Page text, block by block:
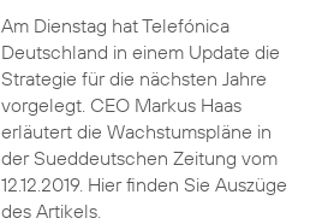
Am Dienstag hat Telefónica
Deutschland in einem Update die
Strategie für die nächsten Jahre
vorgelegt. CEO Markus Haas
erläutert die Wachstumspläne in
der Sueddeutschen Zeitung vom
12.12.2019. Hier finden Sie Auszüge
des Artikels.